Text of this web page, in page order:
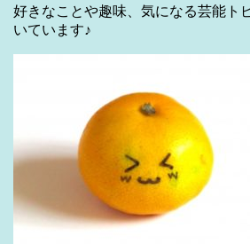
好きなことや趣味、気になる芸能ト
いています♪